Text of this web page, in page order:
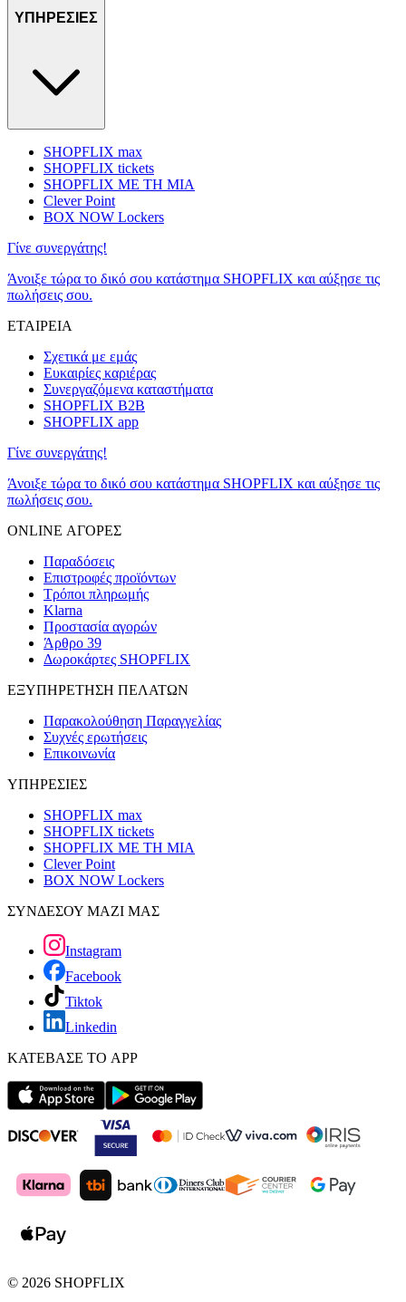
ΥΠΗΡΕΣΙΕΣ
SHOPFLIX max
SHOPFLIX tickets
SHOPFLIX ΜΕ ΤΗ ΜΙΑ
Clever Point
BOX NOW Lockers
Γίνε συνεργάτης!
Άνοιξε τώρα το δικό σου κατάστημα SHOPFLIX και αύξησε τις
πωλήσεις σου.
ΕΤΑΙΡΕΙΑ
Σχετικά με εμάς
Ευκαιρίες καριέρας
Συνεργαζόμενα καταστήματα
SHOPFLIX B2B
SHOPFLIX app
Γίνε συνεργάτης!
Άνοιξε τώρα το δικό σου κατάστημα SHOPFLIX και αύξησε τις
πωλήσεις σου.
ONLINE ΑΓΟΡΕΣ
Παραδόσεις
Επιστροφές προϊόντων
Τρόποι πληρωμής
Klarna
Προστασία αγορών
Άρθρο 39
Δωροκάρτες SHOPFLIX
ΕΞΥΠΗΡΕΤΗΣΗ ΠΕΛΑΤΩΝ
Παρακολούθηση Παραγγελίας
Συχνές ερωτήσεις
Επικοινωνία
ΥΠΗΡΕΣΙΕΣ
SHOPFLIX max
SHOPFLIX tickets
SHOPFLIX ΜΕ ΤΗ ΜΙΑ
Clever Point
BOX NOW Lockers
ΣΥΝΔΕΣΟΥ ΜΑΖΙ ΜΑΣ
Instagram
Facebook
Tiktok
Linkedin
ΚΑΤΕΒΑΣΕ ΤΟ APP
© 2026 SHOPFLIX